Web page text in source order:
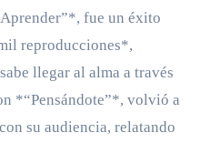
fue un éxito
reproducciones*,
llegar al alma a través
*“Pensándote”*, volvió a
su audiencia, relatando